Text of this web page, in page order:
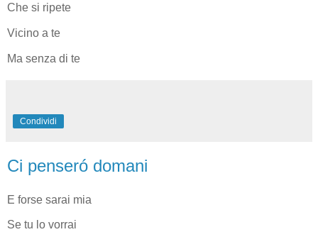
Che si ripete
Vicino a te
Ma senza di te
Condividi
Ci penseró domani
E forse sarai mia
Se tu lo vorrai